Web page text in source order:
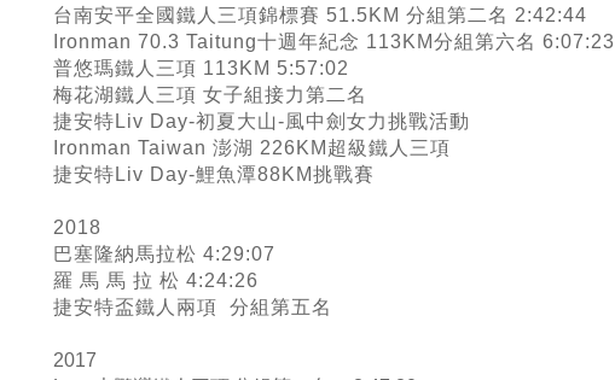
台南安平全國鐵人三項錦標賽 51.5KM 分組第二名 2:42:44
Ironman 70.3 Taitung十週年紀念 113KM分組第六名 6:07:23
普悠瑪鐵人三項 113KM 5:57:02
梅花湖鐵人三項 女子組接力第二名
捷安特Liv Day-初夏大山-風中劍女力挑戰活動
Ironman Taiwan 澎湖 226KM超級鐵人三項
捷安特Liv Day-鯉魚潭88KM挑戰賽
2018
巴塞隆納馬拉松 4:29:07
羅 馬 馬 拉 松 4:24:26
捷安特盃鐵人兩項 分組第五名
2017